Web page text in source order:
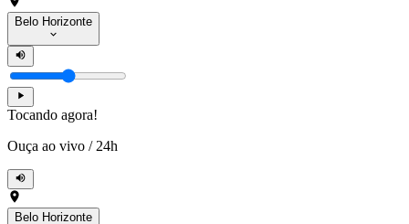
Belo Horizonte
Tocando agora!
Ouça ao vivo / 24h
Belo Horizonte